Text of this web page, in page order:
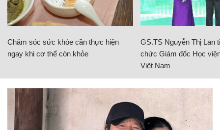
Chăm sóc sức khỏe cần thực hiện
ngay khi cơ thể còn khỏe
GS.TS Nguyễn Thị Lan
chức Giám đốc Học
Việt Nam